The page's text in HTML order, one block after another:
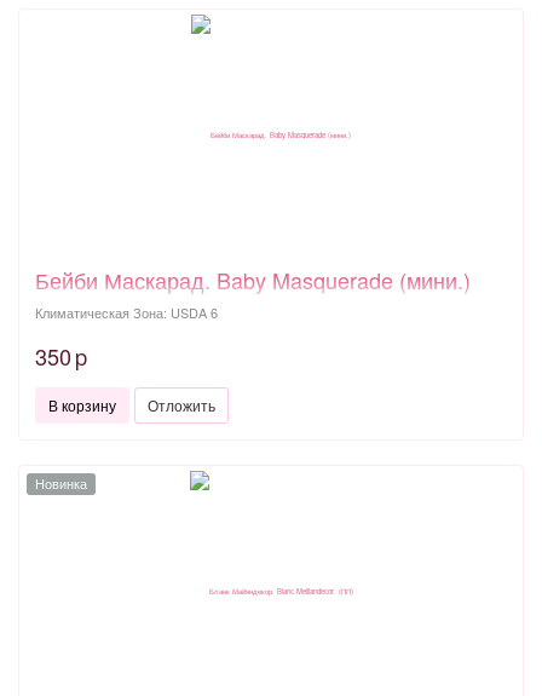
Бейби Маскарад. Baby Masquerade (мини.)
Климатическая Зона: USDA 6
350 p
В корзину Отложить
Новинка